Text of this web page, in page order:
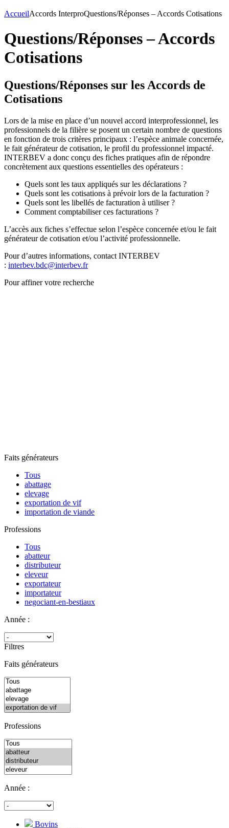
AccueilAccords InterproQuestions/Réponses – Accords Cotisations
Questions/Réponses – Accords
Cotisations
Questions/Réponses sur les Accords de
Cotisations
Lors de la mise en place d’un nouvel accord interprofessionnel, les
professionnels de la filière se posent un certain nombre de questions
en fonction de trois critères principaux : l’espèce animale concernée,
le fait générateur de cotisation, le profil du professionnel impacté.
INTERBEV a donc conçu des fiches pratiques afin de répondre
concrètement aux questions essentielles des opérateurs :
Quels sont les taux appliqués sur les déclarations ?
Quels sont les cotisations à prévoir lors de la facturation ?
Quels sont les libellés de facturation à utiliser ?
Comment comptabiliser ces facturations ?
L’accès aux fiches s’effectue selon l’espèce concernée et/ou le fait
générateur de cotisation et/ou l’activité professionnelle.
Pour d’autres informations, contact INTERBEV
: interbev.bdc@interbev.fr
Pour affiner votre recherche
Faits générateurs
Tous
abattage
elevage
exportation de vif
importation de viande
Professions
Tous
abatteur
distributeur
eleveur
exportateur
importateur
negociant-en-bestiaux
Année :
Filtres
Faits générateurs
Professions
Année :
Bovins